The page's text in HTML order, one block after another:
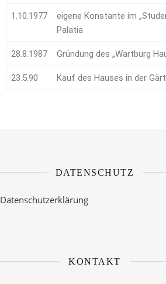
1.10.1977
eigene Konstante im
Palatia
28.8.1987 Gründung des „Wartburg
23.5.90 Kauf des Hauses in der
DATENSCHUTZ
Datenschutzerklärung
KONTAKT